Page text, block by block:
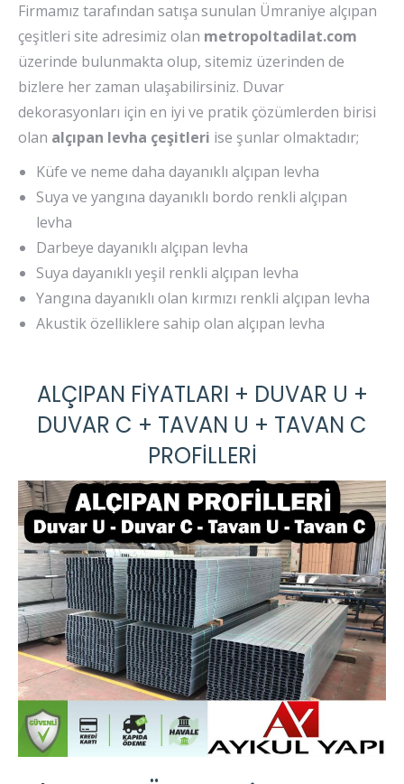
Firmamız tarafından satışa sunulan Ümraniye alçıpan
çeşitleri site adresimiz olan metropoltadilat.com
üzerinde bulunmakta olup, sitemiz üzerinden de
bizlere her zaman ulaşabilirsiniz. Duvar
dekorasyonları için en iyi ve pratik çözümlerden birisi
olan alçıpan levha çeşitleri ise şunlar olmaktadır;
Küfe ve neme daha dayanıklı alçıpan levha
Suya ve yangına dayanıklı bordo renkli alçıpan
levha
Darbeye dayanıklı alçıpan levha
Suya dayanıklı yeşil renkli alçıpan levha
Yangına dayanıklı olan kırmızı renkli alçıpan levha
Akustik özelliklere sahip olan alçıpan levha
ALÇIPAN FİYATLARI + DUVAR U +
DUVAR C + TAVAN U + TAVAN C
PROFİLLERİ